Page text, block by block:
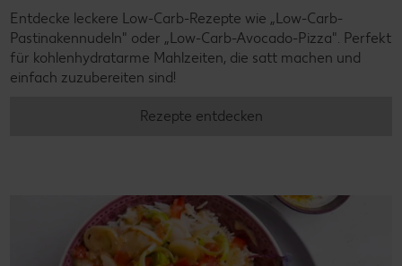
Entdecke leckere Low-Carb-Rezepte wie „Low-Carb-
Pastinakennudeln" oder „Low-Carb-Avocado-Pizza". Perfekt
für kohlenhydratarme Mahlzeiten, die satt machen und
einfach zuzubereiten sind!
Rezepte entdecken